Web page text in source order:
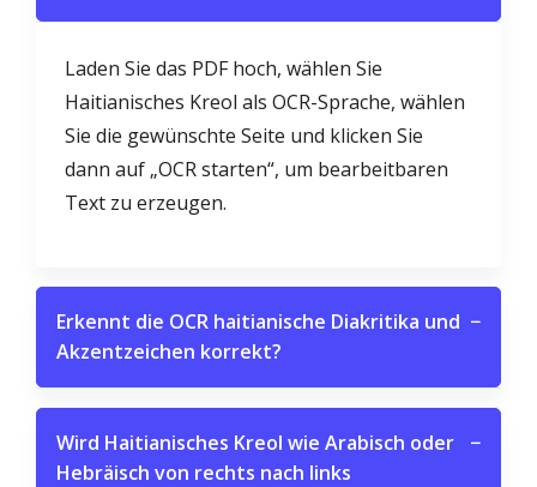
Laden Sie das PDF hoch, wählen Sie
Haitianisches Kreol als OCR-Sprache, wählen
Sie die gewünschte Seite und klicken Sie
dann auf „OCR starten“, um bearbeitbaren
Text zu erzeugen.
Erkennt die OCR haitianische Diakritika und
Akzentzeichen korrekt?
−
Wird Haitianisches Kreol wie Arabisch oder
Hebräisch von rechts nach links
−